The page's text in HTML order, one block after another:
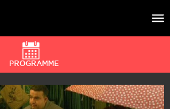
À L’AFFICHE
ÉVÉNEMENTS
PROGRAMME